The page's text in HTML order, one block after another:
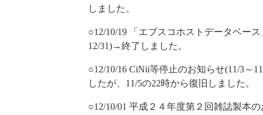
しました。
○12/10/19 「エブスコホストデータベー
12/31)→終了しました。
○12/10/16 CiNii等停止のお知らせ(11/3～
したが、11/5の22時から復旧しました。
○12/10/01 平成２４年度第２回雑誌製本